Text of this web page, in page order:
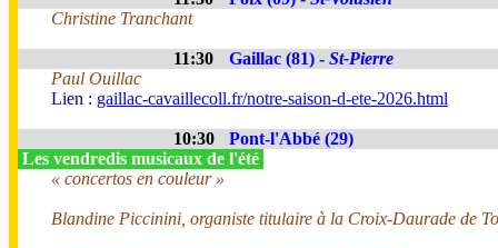
Christine Tranchant
11:30 Gaillac (81) - St-Pierre
Paul Ouillac
Lien : gaillac-cavaillecoll.fr/notre-saison-d-ete-2026.html
10:30
Pont-l'Abbé (29)
Les vendredis musicaux de l'été
« concertos en couleur »
Blandine Piccinini, organiste titulaire à la Croix-Daurade de